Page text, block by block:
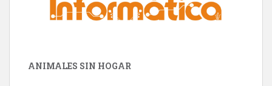
ANIMALES SIN HOGAR